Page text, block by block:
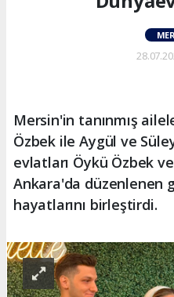
Mersin'in tanınmış
Özbek ile Aygül ve
evlatları Öykü Özbek
Ankara'da düzenlenen
hayatlarını birleştirdi.